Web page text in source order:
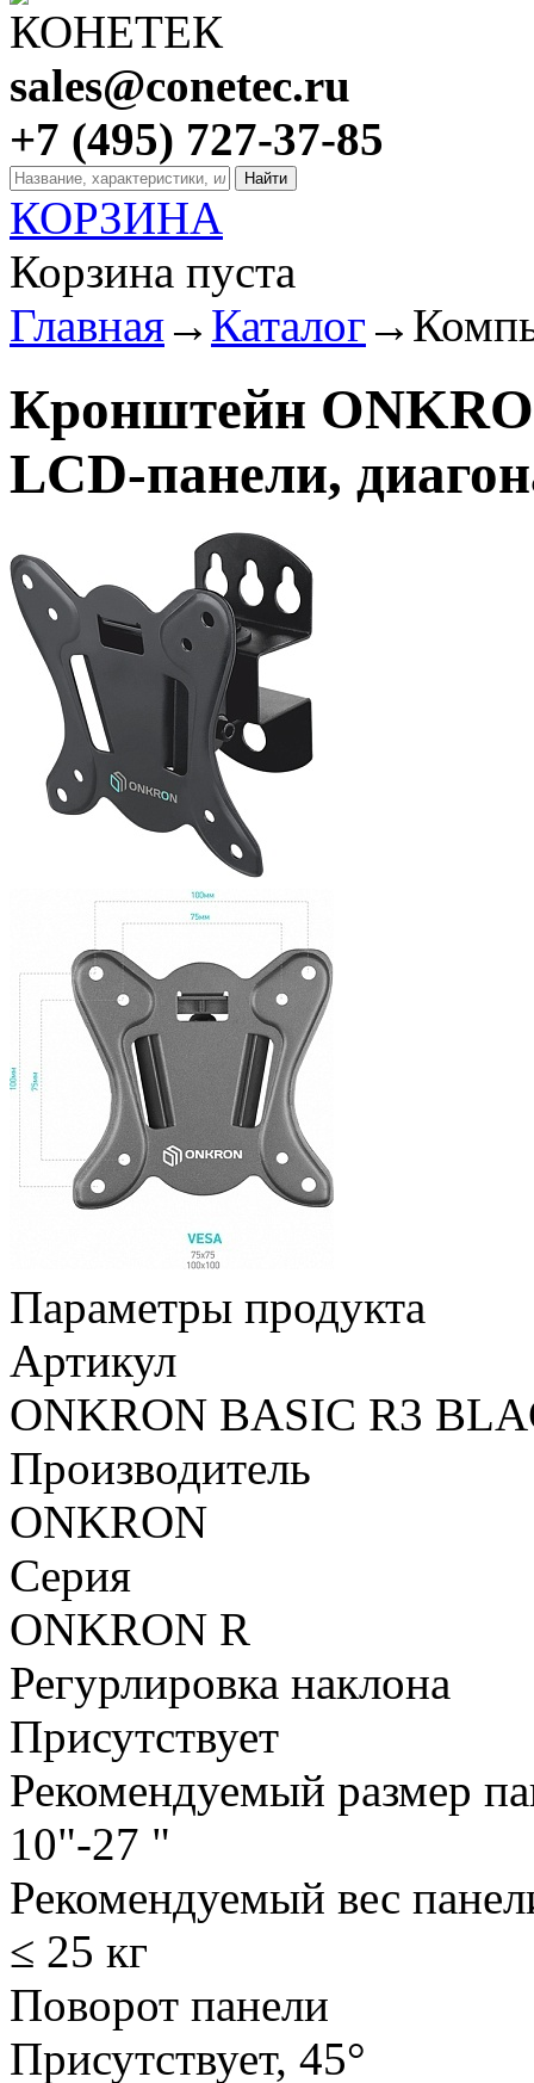
sales@conetec.ru
+7 (495) 727-37-85
КОРЗИНА
Корзина пуста
Главная→ Каталог →
Кронштейн
LCD-панели,
Параметры продукта
Артикул
ONKRON BASIC R3
Производитель
ONKRON
Серия
ONKRON R
Регурлировка наклона
Присутствует
Рекомендуемый размер
10"-27 "
Рекомендуемый вес
≤ 25 кг
Поворот панели
Присутствует, 45°